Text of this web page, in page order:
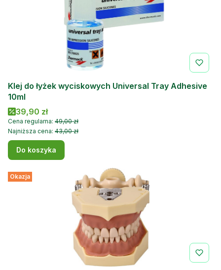
Klej do łyżek wyciskowych Universal Tray Adhesive
10ml
Cena promocyjna
39,90 zł
Cena regularna: 49,00 zł
Najniższa cena: 43,00 zł
Do koszyka
Okazja